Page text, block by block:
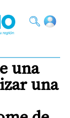
una
una